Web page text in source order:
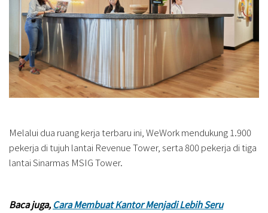
Melalui dua ruang kerja terbaru ini, WeWork mendukung 1.900
pekerja di tujuh lantai Revenue Tower, serta 800 pekerja di tiga
lantai Sinarmas MSIG Tower.
Baca juga, Cara Membuat Kantor Menjadi Lebih Seru